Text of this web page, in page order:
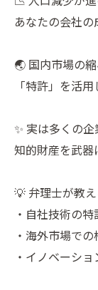
あなたの会社
🌏 国内市場の
「特許」を活
✨ 実は多くの企
知的財産を武
💡 弁理士が教
・自社技術の
・海外市場で
・イノベーシ